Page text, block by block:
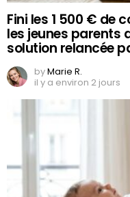
Fini les 1 500 € de
les jeunes parents
solution relancée
byMarie R.
il y a environ 2 jours